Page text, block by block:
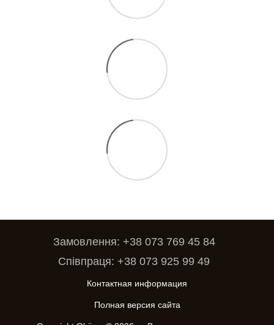
Замовлення: +38 073 769 45 84
Співпраця: +38 073 925 99 49
Контактная информация
Полная версия сайта